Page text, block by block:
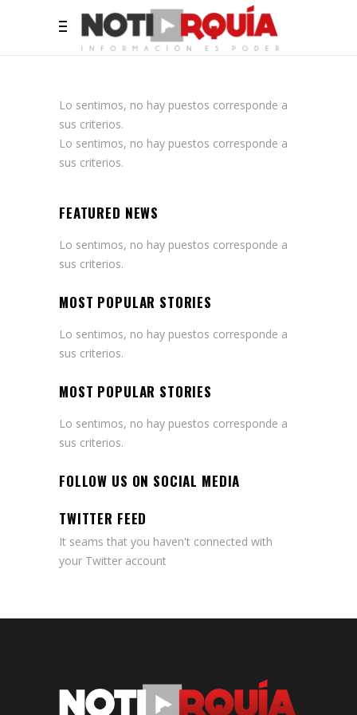
Lo sentimos, no hay puestos corresponde a
sus criterios.
Lo sentimos, no hay puestos corresponde a
sus criterios.
FEATURED NEWS
Lo sentimos, no hay puestos corresponde a
sus criterios.
MOST POPULAR STORIES
Lo sentimos, no hay puestos corresponde a
sus criterios.
MOST POPULAR STORIES
Lo sentimos, no hay puestos corresponde a
sus criterios.
FOLLOW US ON SOCIAL MEDIA
TWITTER FEED
It seams that you haven't connected with
your Twitter account